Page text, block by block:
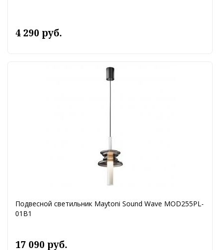
4 290 руб.
Подвесной светильник Maytoni Sound Wave MOD255PL-
01B1
17 090 руб.